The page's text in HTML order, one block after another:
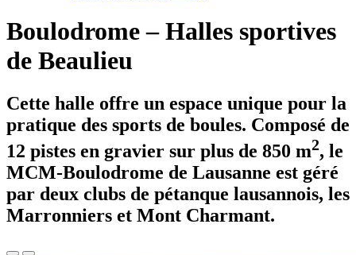
Boulodrome – Halles sportives
de Beaulieu
Cette halle offre un espace unique pour la
pratique des sports de boules. Composé de
12 pistes en gravier sur plus de 850 m2, le
MCM-Boulodrome de Lausanne est géré
par deux clubs de pétanque lausannois, les
Marronniers et Mont Charmant.